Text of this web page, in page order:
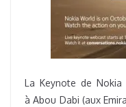
La Keynote de
à Abou Dabi (aux